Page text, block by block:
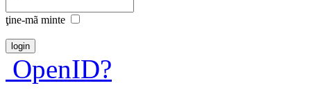
ţine-mã minte
OpenID?